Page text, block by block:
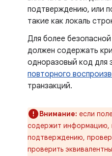
подтверждению, или
такие как локаль
Для более
должен содержать
одноразовый код для
повторного
транзакций.
Внимание: если
содержит информацию,
подтверждению,
проверить